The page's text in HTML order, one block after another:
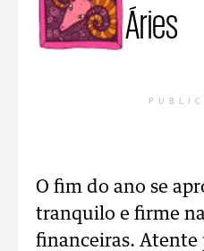
Áries
O fim do ano se
tranquilo e firme
financeiras. Atente